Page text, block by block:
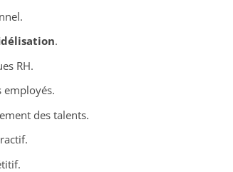
.
RH.
des talents.